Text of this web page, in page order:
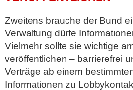
Zweitens brauche der Bund
Verwaltung dürfe
Vielmehr sollte sie wichtige
veröffentlichen – barrierefrei
Verträge ab einem
Informationen zu